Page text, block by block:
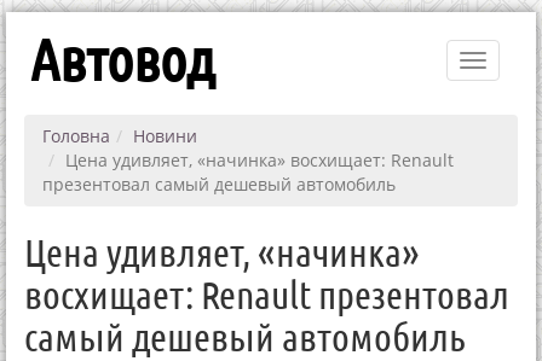
Toggle
Автовод
Головна
Новини
Цена удивляет, «начинка» восхищает: Renault
презентовал самый дешевый автомобиль
Цена удивляет, «начинка»
восхищает: Renault презентовал
самый дешевый автомобиль